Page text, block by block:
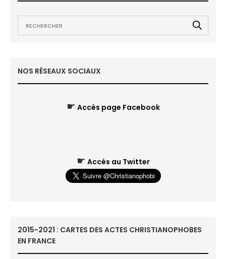
NOS RÉSEAUX SOCIAUX
☛ Accès page Facebook
☛ Accès au Twitter
2015-2021 : CARTES DES ACTES CHRISTIANOPHOBES
EN FRANCE